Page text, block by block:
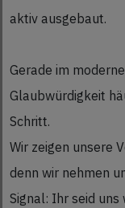
aktiv ausgebaut.
Gerade im
Glaubwürdigkeit
Schritt.
Wir zeigen unsere
denn wir nehmen
Signal: Ihr seid